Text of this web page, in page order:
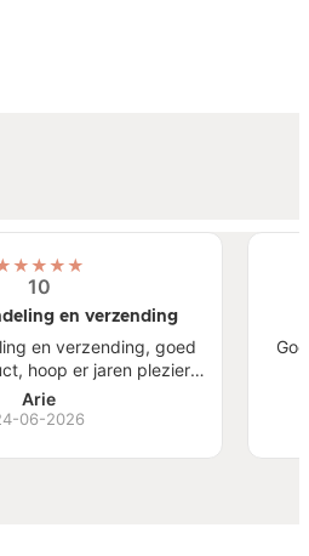
★★★★
10
en verzending
en verzending, goed
hoop er jaren plezier
te hebben.
Arie
06-2026